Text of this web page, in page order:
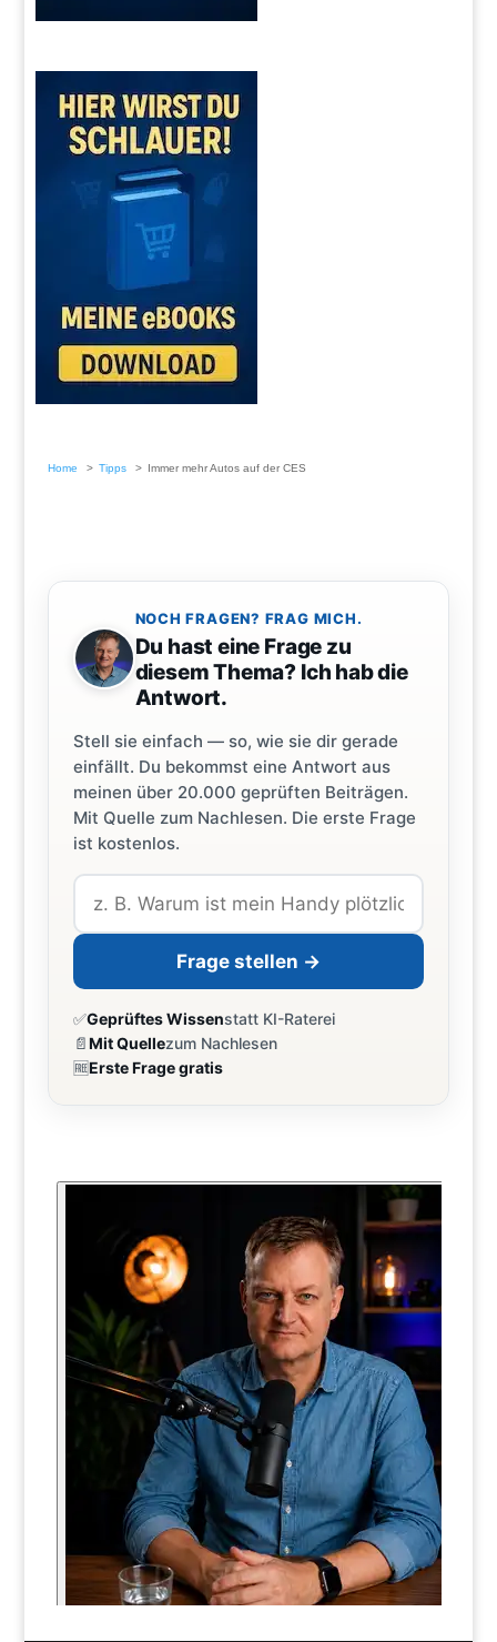
Home Tipps Immer mehr Autos auf der CES
NOCH FRAGEN? FRAG MICH.
Du hast eine Frage zu
diesem Thema? Ich hab die
Antwort.
Stell sie einfach — so, wie sie dir gerade
einfällt. Du bekommst eine Antwort aus
meinen über 20.000 geprüften Beiträgen.
Mit Quelle zum Nachlesen. Die erste Frage
ist kostenlos.
Frage stellen →
✅Geprüftes Wissenstatt KI-Raterei
📄Mit Quellezum Nachlesen
🆓Erste Frage gratis